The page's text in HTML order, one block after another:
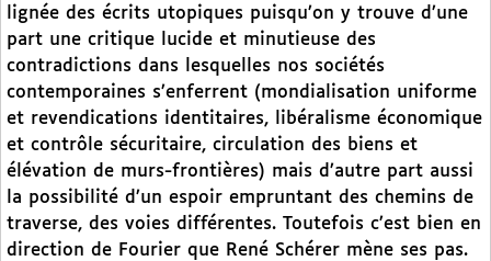
lignée des écrits utopiques puisqu’on y trouve d’une
part une critique lucide et minutieuse des
contradictions dans lesquelles nos sociétés
contemporaines s’enferrent (mondialisation uniforme
et revendications identitaires, libéralisme économique
et contrôle sécuritaire, circulation des biens et
élévation de murs-frontières) mais d’autre part aussi
la possibilité d’un espoir empruntant des chemins de
traverse, des voies différentes. Toutefois c’est bien en
direction de Fourier que René Schérer mène ses pas.